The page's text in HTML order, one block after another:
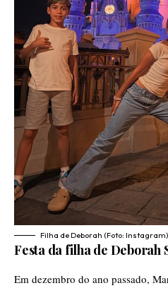
Filha de Deborah (Foto: Instagram)
Festa da filha de Deborah
Em dezembro do ano passado,